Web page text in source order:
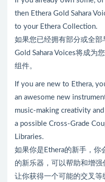
then Ethera Gold Sahara
to your Ethera Collection.
如果您已经拥有部分或全部
Gold Sahara Voices将成为
组件。
If you are new to Ethera,
an awesome new
music-making creativity
a possible Cross-Grade
Libraries.
如果你是Ethera的新手，你
的新乐器，可以帮助和增
让你获得一个可能的交叉等